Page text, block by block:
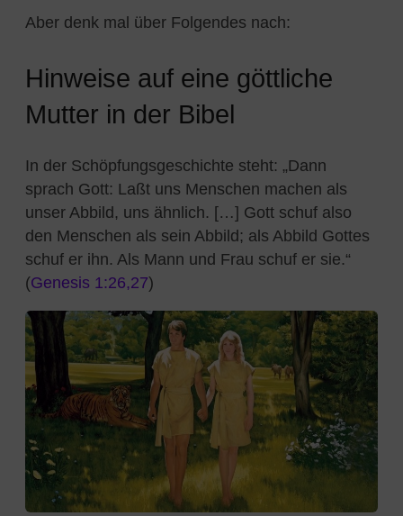
Aber denk mal über Folgendes nach:
Hinweise auf eine göttliche
Mutter in der Bibel
In der Schöpfungsgeschichte steht: „Dann
sprach Gott: Laßt uns Menschen machen als
unser Abbild, uns ähnlich. […] Gott schuf also
den Menschen als sein Abbild; als Abbild Gottes
schuf er ihn. Als Mann und Frau schuf er sie.“
(Genesis 1:26,27)